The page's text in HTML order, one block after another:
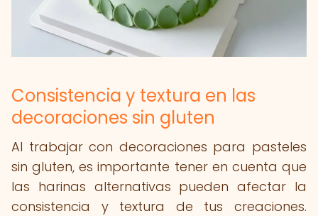
Consistencia y textura en las
decoraciones sin gluten
Al trabajar con decoraciones para pasteles
sin gluten, es importante tener en cuenta que
las harinas alternativas pueden afectar la
consistencia y textura de tus creaciones.